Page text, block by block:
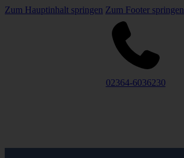
Zum Hauptinhalt springen Zum Footer springen
02364-6036230